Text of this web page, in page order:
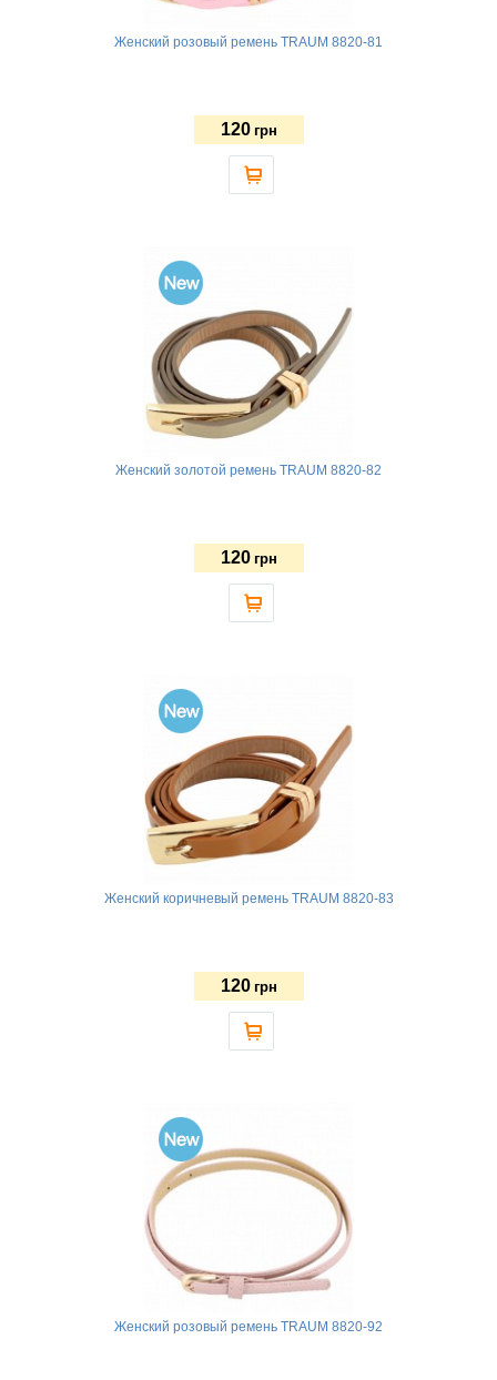
Женский розовый ремень TRAUM 8820-81
120 грн
Женский золотой ремень TRAUM 8820-82
120 грн
Женский коричневый ремень TRAUM 8820-83
120 грн
Женский розовый ремень TRAUM 8820-92